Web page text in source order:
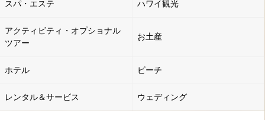
スパ・エステ ハワイ観光
アクティビティ・オプショナル
ツアー
お土産
ホテル ビーチ
レンタル＆サービス ウェディング